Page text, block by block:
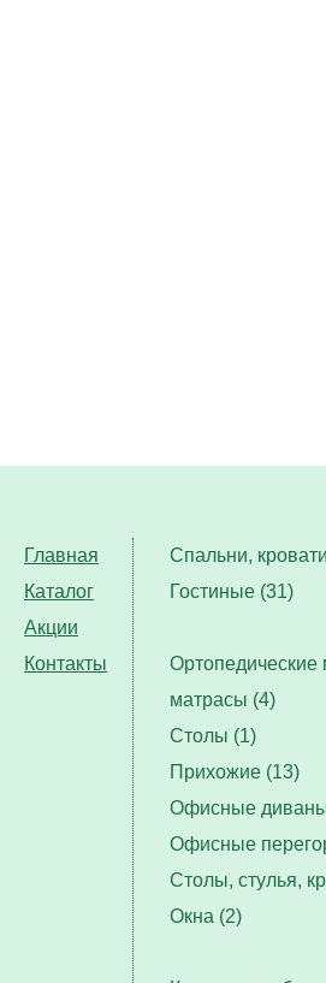
Главная
Каталог
Акции
Контакты
Спальни,
Гостиные (31)
Ортопедические
матрасы (4)
Столы (1)
Прихожие (13)
Офисные
Офисные
Столы, стулья,
Окна (2)